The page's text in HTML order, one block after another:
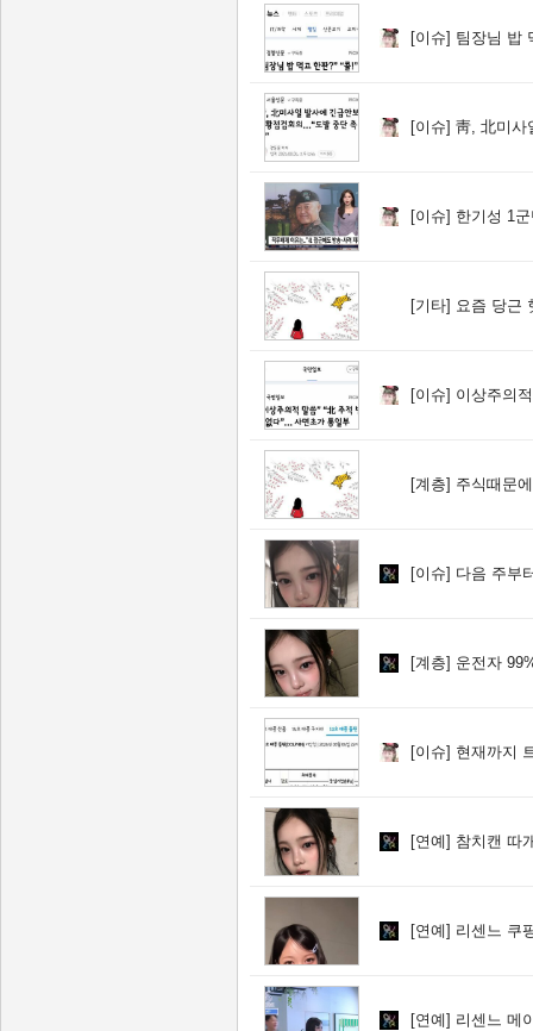
[이슈] 팀장님 밥 먹고
[이슈] 靑, 北미사일
[이슈] 한기성 1
[기타] 요즘 당근
[이슈] 이상주의적 말
[계층] 주식때문에
[이슈] 다음 주부
[계층] 운전자
[이슈] 현재까지
[연예] 참치캔 따
[연예] 리센느 쿠
[연예] 리센느 메